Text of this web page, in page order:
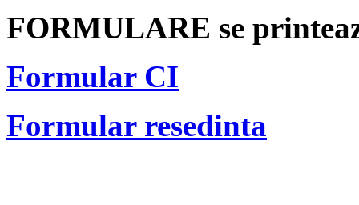
FORMULARE se
Formular CI
Formular resedinta